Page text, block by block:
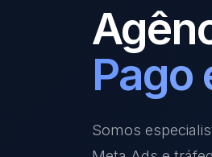
Pago
Somos